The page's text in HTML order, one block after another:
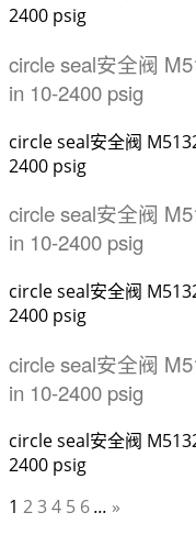
2400 psig
circle seal安全阀
in 10-2400 psig
circle seal安全阀
2400 psig
circle seal安全阀
in 10-2400 psig
circle seal安全阀
2400 psig
circle seal安全阀
in 10-2400 psig
circle seal安全阀
2400 psig
1 234 5 6... »